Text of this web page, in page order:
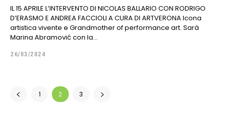
IL 15 APRILE L’INTERVENTO DI NICOLAS BALLARIO CON RODRIGO
D’ERASMO E ANDREA FACCIOLI A CURA DI ARTVERONA Icona
artistica vivente e Grandmother of performance art. Sarà
Marina Abramović con la...
26/03/2024
1 2 3